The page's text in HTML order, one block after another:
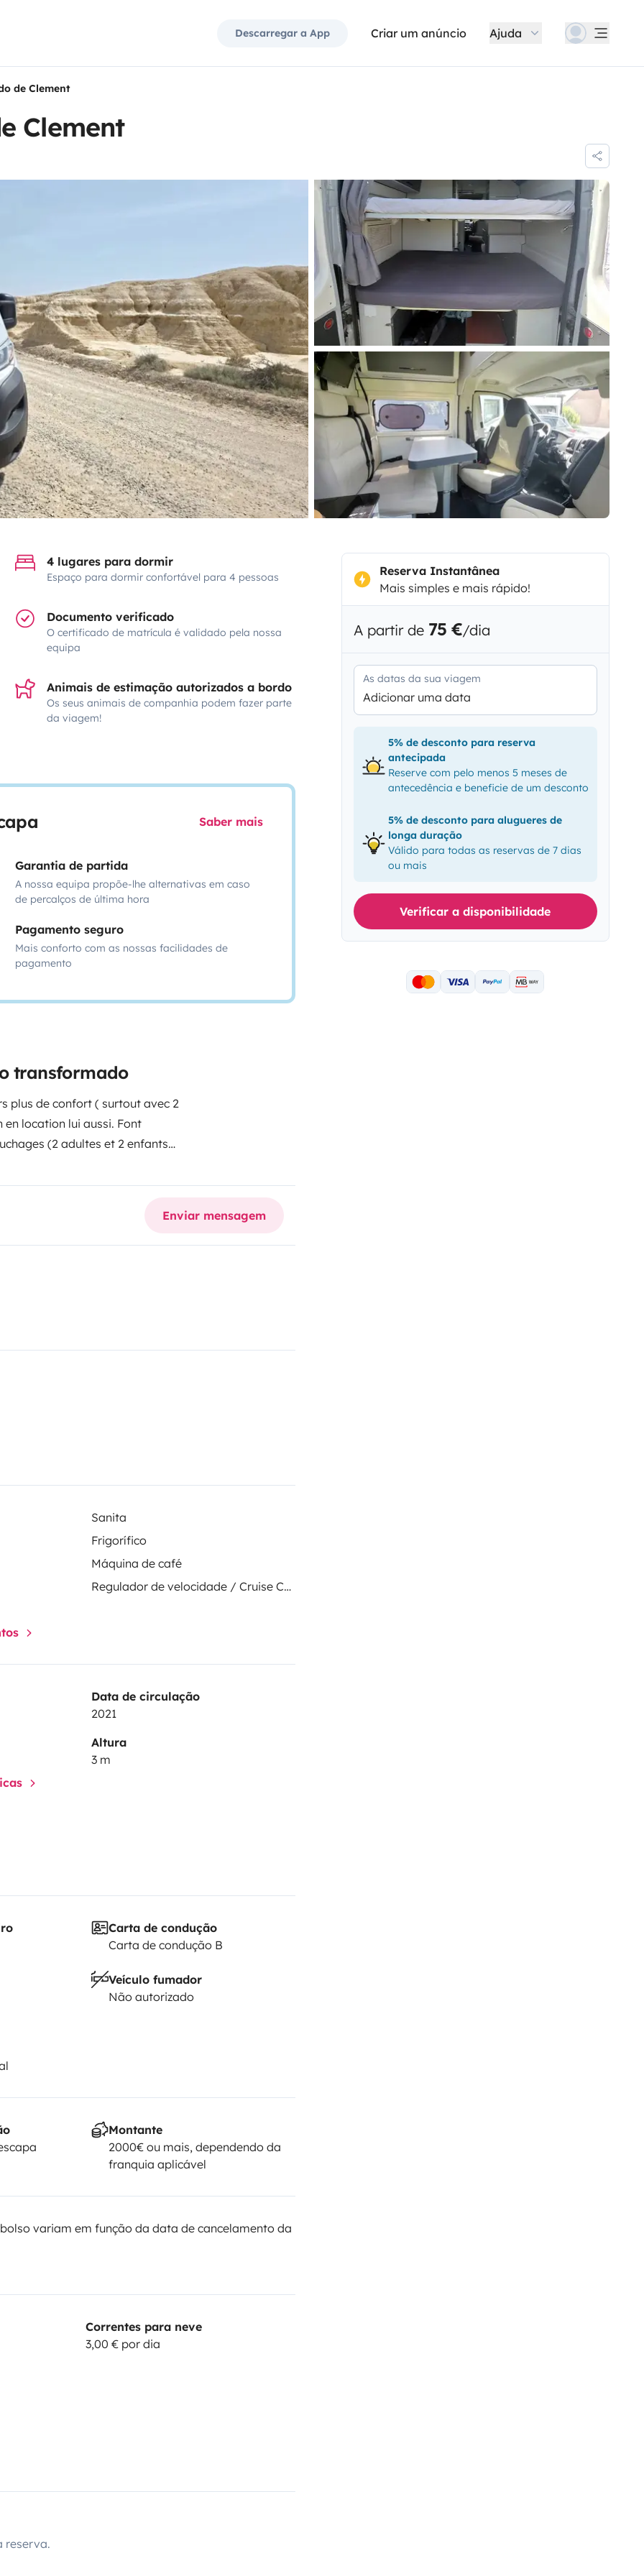
Descarregar a App Criar um anúncio Ajuda
de Clement
Clement
4 lugares para dormir
Espaço para dormir confortável para 4 pessoas
Documento verificado
O certificado de matrícula é validado pela nossa
equipa
Animais de estimação autorizados a bordo
Os seus animais de companhia podem fazer parte
da viagem!
Saber mais
Garantia de partida
A nossa equipa propõe-lhe alternativas em caso
de percalços de última hora
Pagamento seguro
Mais conforto com as nossas facilidades de
pagamento
transformado
plus de confort ( surtout avec 2
location lui aussi. Font
(2 adultes et 2 enfants
(140 x 190 les 2, le lit du
maxi 2 x 70kg en haut).
arrière à l'eau froide,
l'apéro ! 100l d'eau claire et
solaire, recharge à 100%
Enviar mensagem
Sanita
Frigorífico
Máquina de café
Regulador de velocidade / Cruise Control
Data de circulação
2021
Altura
3 m
Carta de condução
Carta de condução B
Veículo fumador
Não autorizado
Montante
2000€ ou mais, dependendo da
franquia aplicável
variam em função da data de cancelamento da
Correntes para neve
3,00 € por dia
reserva.
Reserva Instantânea
Mais simples e mais rápido!
A partir de 75 €/dia
As datas da sua viagem
Adicionar uma data
5% de desconto para reserva
antecipada
Reserve com pelo menos 5 meses de
antecedência e beneficie de um desconto
5% de desconto para alugueres de
longa duração
Válido para todas as reservas de 7 dias
ou mais
Verificar a disponibilidade